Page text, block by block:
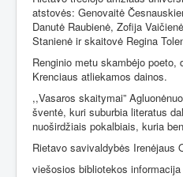
atstovės: Genovaitė
Danutė Raubienė, Zofija
Stanienė ir skaitovė Regina
Renginio metu skambėjo poeto,
Krenciaus atliekamos dainos.
,,Vasaros skaitymai”
šventė, kuri suburbia literatus
nuoširdžiais pokalbiais, kuria
Rietavo savivaldybės Irenėjaus
viešosios bibliotekos informacija